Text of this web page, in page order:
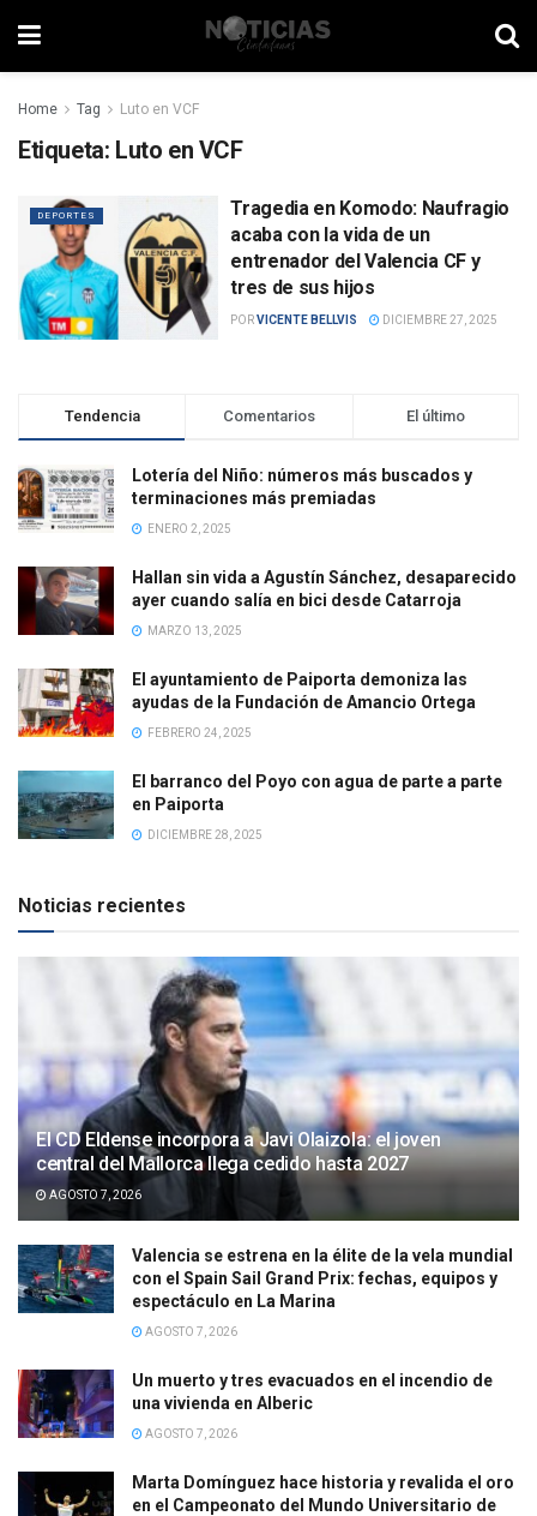
Home Tag Luto en VCF
Etiqueta: Luto en VCF
DEPORTES
Tragedia en Komodo: Naufragio
acaba con la vida de un
entrenador del Valencia CF y
tres de sus hijos
PORVICENTE BELLVIS DICIEMBRE 27, 2025
Tendencia Comentarios El último
Lotería del Niño: números más buscados y
terminaciones más premiadas
ENERO 2, 2025
Hallan sin vida a Agustín Sánchez, desaparecido
ayer cuando salía en bici desde Catarroja
MARZO 13, 2025
El ayuntamiento de Paiporta demoniza las
ayudas de la Fundación de Amancio Ortega
FEBRERO 24, 2025
El barranco del Poyo con agua de parte a parte
en Paiporta
DICIEMBRE 28, 2025
Noticias recientes
El CD Eldense incorpora a Javi Olaizola: el joven
central del Mallorca llega cedido hasta 2027
AGOSTO 7, 2026
Valencia se estrena en la élite de la vela mundial
con el Spain Sail Grand Prix: fechas, equipos y
espectáculo en La Marina
AGOSTO 7, 2026
Un muerto y tres evacuados en el incendio de
una vivienda en Alberic
AGOSTO 7, 2026
Marta Domínguez hace historia y revalida el oro
en el Campeonato del Mundo Universitario de